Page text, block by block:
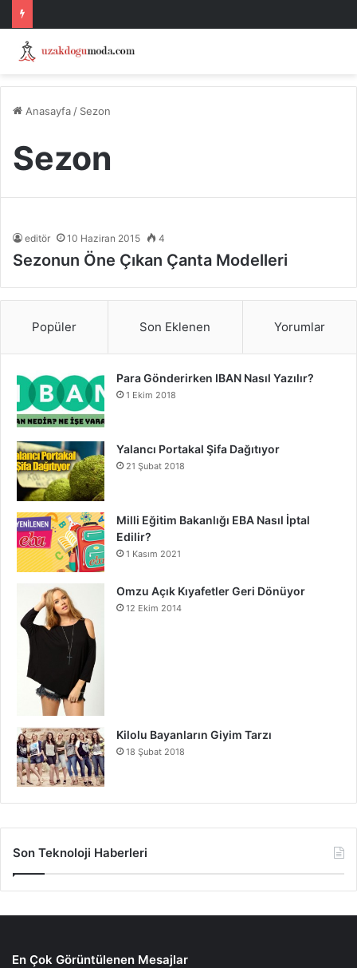
Anasayfa / Sezon
Sezon
editör 10 Haziran 2015 4
Sezonun Öne Çıkan Çanta Modelleri
Popüler Son Eklenen Yorumlar
Para Gönderirken IBAN Nasıl Yazılır?
1 Ekim 2018
Yalancı Portakal Şifa Dağıtıyor
21 Şubat 2018
Milli Eğitim Bakanlığı EBA Nasıl İptal
Edilir?
1 Kasım 2021
Omzu Açık Kıyafetler Geri Dönüyor
12 Ekim 2014
Kilolu Bayanların Giyim Tarzı
18 Şubat 2018
Son Teknoloji Haberleri
En Çok Görüntülenen Mesajlar